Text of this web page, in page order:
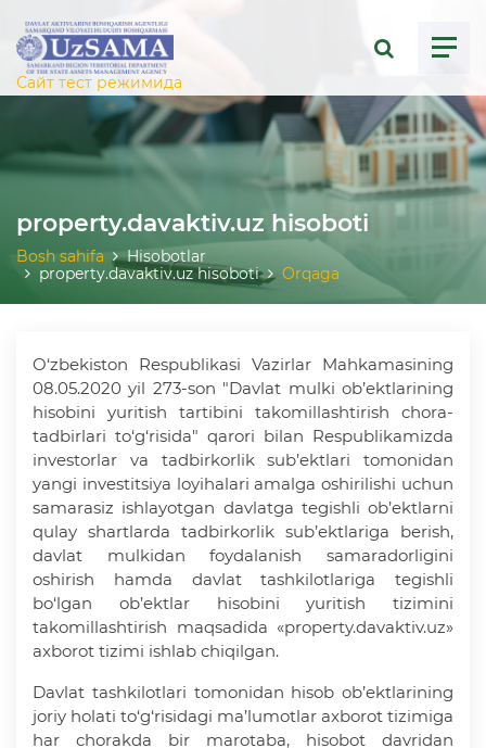
menu
Сайт тест режимида
property.davaktiv.uz hisoboti
Bosh sahifa
Hisobotlar
property.davaktiv.uz hisoboti
Orqaga
O‘zbekiston Respublikasi Vazirlar Mahkamasining
08.05.2020 yil 273-son "Davlat mulki ob’ektlarining
hisobini yuritish tartibini takomillashtirish chora-
tadbirlari to‘g‘risida" qarori bilan Respublikamizda
investorlar va tadbirkorlik sub’ektlari tomonidan
yangi investitsiya loyihalari amalga oshirilishi uchun
samarasiz ishlayotgan davlatga tegishli ob’ektlarni
qulay shartlarda tadbirkorlik sub’ektlariga berish,
davlat mulkidan foydalanish samaradorligini
oshirish hamda davlat tashkilotlariga tegishli
bo‘lgan ob’ektlar hisobini yuritish tizimini
takomillashtirish maqsadida «property.davaktiv.uz»
axborot tizimi ishlab chiqilgan.
Davlat tashkilotlari tomonidan hisob ob’ektlarining
joriy holati to‘g‘risidagi ma’lumotlar axborot tizimiga
har chorakda bir marotaba, hisobot davridan